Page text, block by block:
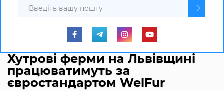
Хутрові ферми на Львівщині
працюватимуть за
євростандартом WelFur